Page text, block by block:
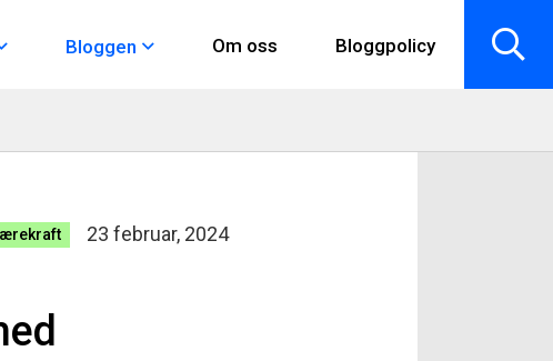
Bloggen Om oss Bloggpolicy
23 februar, 2024